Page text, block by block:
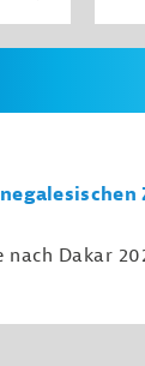
nach Dakar